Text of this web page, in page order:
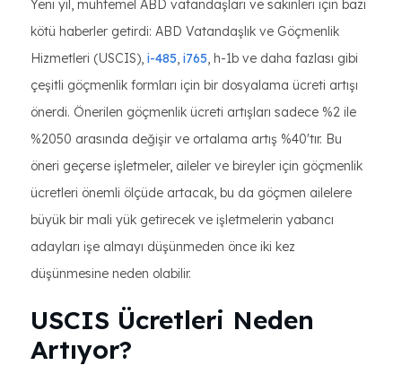
Yeni yıl, muhtemel ABD vatandaşları ve sakinleri için bazı
kötü haberler getirdi: ABD Vatandaşlık ve Göçmenlik
Hizmetleri (USCIS), i-485, i765, h-1b ve daha fazlası gibi
çeşitli göçmenlik formları için bir dosyalama ücreti artışı
önerdi. Önerilen göçmenlik ücreti artışları sadece %2 ile
%2050 arasında değişir ve ortalama artış %40'tır. Bu
öneri geçerse işletmeler, aileler ve bireyler için göçmenlik
ücretleri önemli ölçüde artacak, bu da göçmen ailelere
büyük bir mali yük getirecek ve işletmelerin yabancı
adayları işe almayı düşünmeden önce iki kez
düşünmesine neden olabilir.
USCIS Ücretleri Neden
Artıyor?